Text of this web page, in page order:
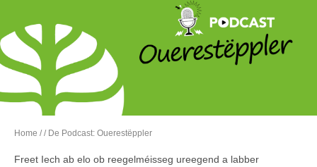
Home // De Podcast: Ouerestëppler
Freet Iech ab elo ob reegelméisseg ureegend a labber